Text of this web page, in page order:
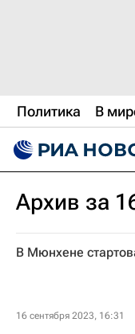
Политика В
Архив за
В Мюнхене
16 сентября 2023, 16:31